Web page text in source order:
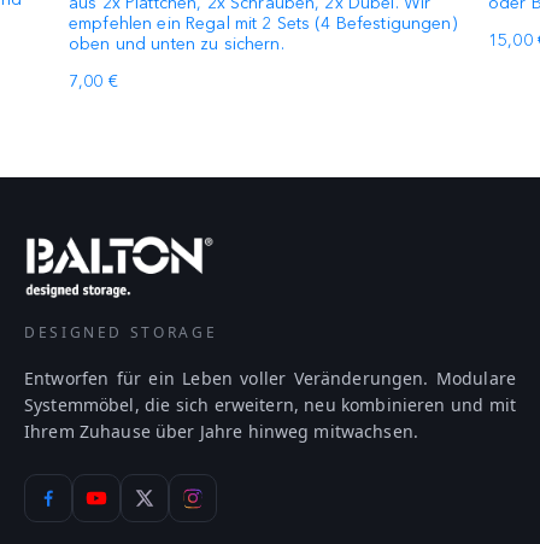
empfehlen ein Regal mit 2 Sets (4 Befestigungen)
oben und unten zu sichern.
7,00 €
15,00
DESIGNED STORAGE
Entworfen für ein Leben voller Veränderungen. Modulare
Systemmöbel, die sich erweitern, neu kombinieren und mit
Ihrem Zuhause über Jahre hinweg mitwachsen.